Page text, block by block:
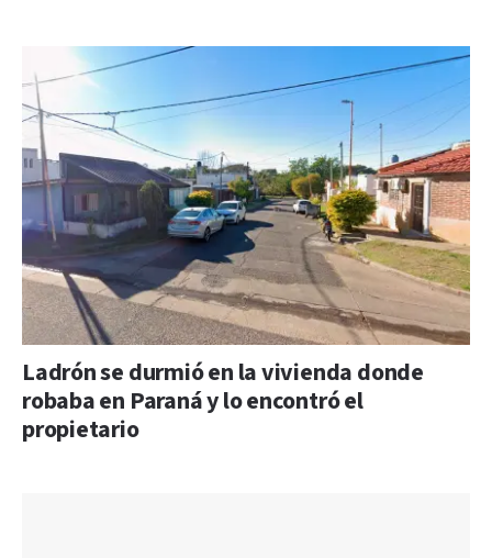
Ladrón se durmió en la vivienda donde
robaba en Paraná y lo encontró el
propietario